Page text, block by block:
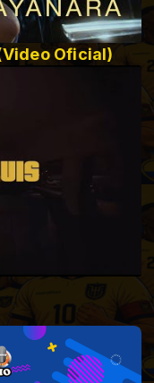
Oficial)